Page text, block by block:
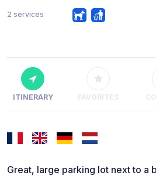
2 services
ITINERARY FAVORITES
Great, large parking lot next to a